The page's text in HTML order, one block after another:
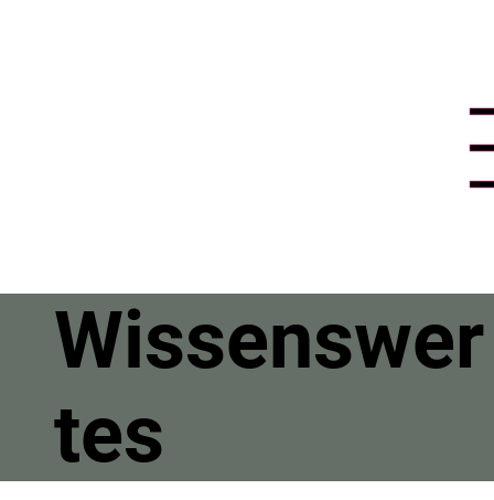
Wissenswer
tes